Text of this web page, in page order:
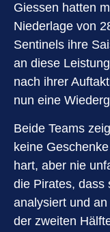
Giessen hatten
Niederlage von
Sentinels ihre
an diese
nach ihrer
nun eine
Beide Teams
keine
hart, aber nie
die Pirates, dass
analysiert und
der zweiten